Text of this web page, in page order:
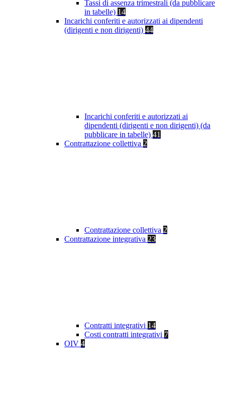
Tassi di assenza trimestrali (da pubblicare
in tabelle) 14
Incarichi conferiti e autorizzati ai dipendenti
(dirigenti e non dirigenti) 44
Incarichi conferiti e autorizzati ai
dipendenti (dirigenti e non dirigenti) (da
pubblicare in tabelle) 41
Contrattazione collettiva 2
Contrattazione collettiva 2
Contrattazione integrativa 23
Contratti integrativi 14
Costi contratti integrativi 7
OIV 4